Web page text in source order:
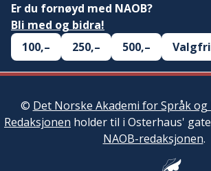
Er du fornøyd med NAOB?
Bli med og bidra!
100,–
250,– 500,–
© Det Norske Akademi for Språk
Redaksjonen holder til i Osterhaus'
NAOB-redaksjonen.